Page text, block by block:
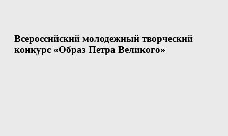
Всероссийский молодежный творческий
конкурс «Образ Петра Великого»